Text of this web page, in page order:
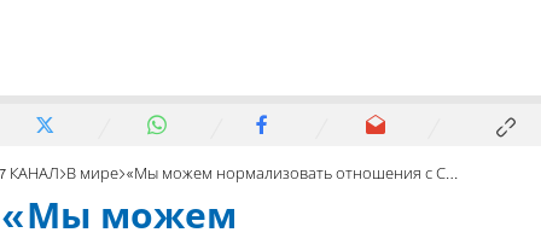
7 КАНАЛ В мире «Мы можем нормализовать отношения с Саудовской Аравией»
«Мы можем